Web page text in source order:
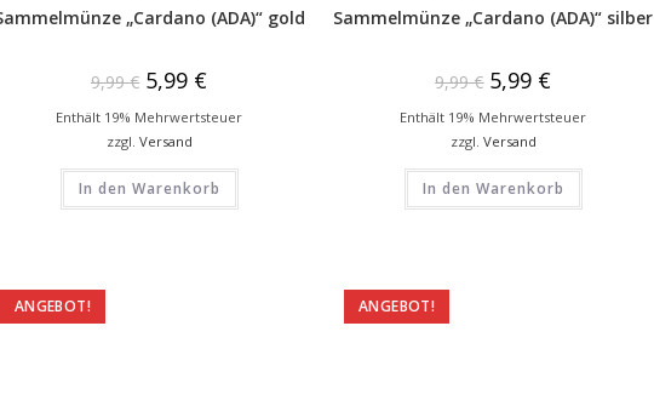
„Cardano (ADA)“ gold
9,99€ 5,99 €
Enthält 19% Mehrwertsteuer
zzgl. Versand
In den Warenkorb
Sammelmünze „Cardano (ADA)“ silber
9,99€ 5,99 €
Enthält 19% Mehrwertsteuer
zzgl. Versand
In den Warenkorb
ANGEBOT! ANGEBOT!